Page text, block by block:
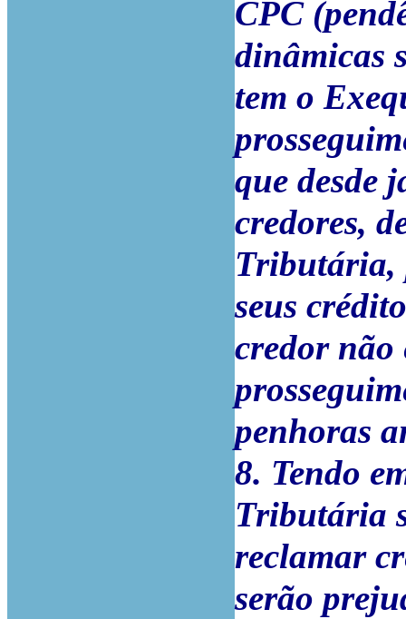
CPC
dinâmicas
tem o
que desde
credores,
Tributária,
seus
credor não
penhoras
8. Tendo
Tributária
reclamar
serão